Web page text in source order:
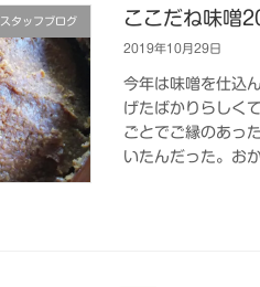
スタッフブログ ここだね味噌
2019年10月29日
今年は味噌を仕込
げたばかりらしく
ごとでご縁のあっ
いたんだった。お